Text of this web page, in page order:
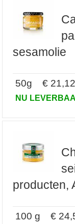
sesamolie
50g €
NU
producten,
100 g €